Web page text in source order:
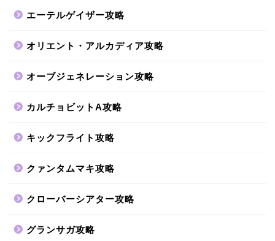
エーテルゲイザー攻略
オリエント・アルカディア攻略
オーブジェネレーション攻略
カルチョビットA攻略
キックフライト攻略
クァンタムマキ攻略
クローバーシアター攻略
グランサガ攻略